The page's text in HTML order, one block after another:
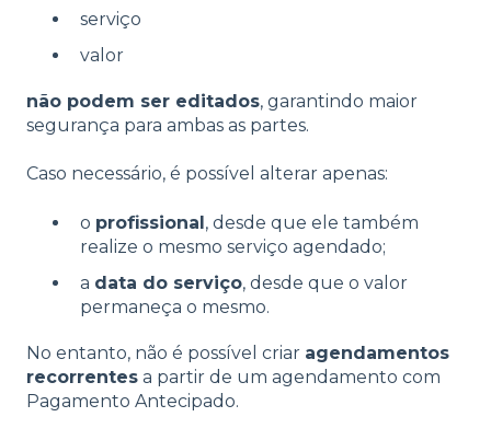
serviço
valor
não podem ser editados, garantindo maior
segurança para ambas as partes.
Caso necessário, é possível alterar apenas:
o profissional, desde que ele também
realize o mesmo serviço agendado;
a data do serviço, desde que o valor
permaneça o mesmo.
No entanto, não é possível criar agendamentos
recorrentes a partir de um agendamento com
Pagamento Antecipado.